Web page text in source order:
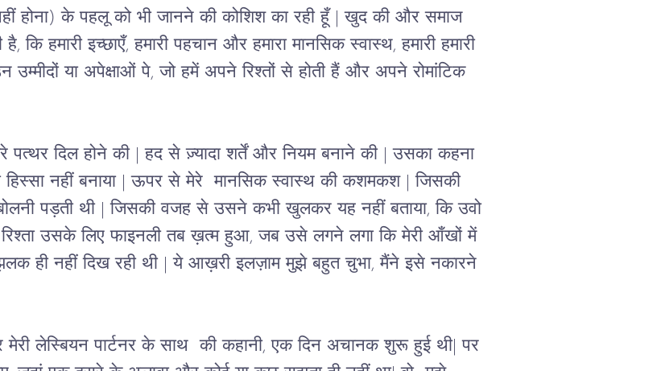
होना) के पहलू को भी जानने की कोशिश का रही हूँ
| खुद की और समाज
कि हमारी इच्छाएँ, हमारी पहचान और हमारा मानसिक स्वास्थ, हमारी हमारी
उम्मीदों या अपेक्षाओं पे, जो हमें अपने रिश्तों से होती हैं और अपने रोमांटिक
पत्थर दिल होने की | हद से ज़्यादा शर्तें और नियम बनाने की | उसका कहना
नहीं बनाया | ऊपर से मेरे  मानसिक स्वास्थ की कशमकश | जिसकी
पड़ती थी
| जिसकी वजह से उसने कभी खुलकर यह नहीं बताया, कि उवो
उसके लिए फाइनली तब ख़त्म हुआ, जब उसे लगने लगा कि मेरी आँखों में
ही नहीं दिख रही थी
| ये आख़री इलज़ाम मुझे बहुत चुभा, मैंने इसे नकारने
मेरी लेस्बियन पार्टनर के साथ की कहानी, एक दिन अचानक शुरू हुई थी| पर